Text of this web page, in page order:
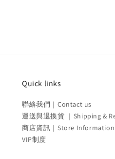
Quick links
聯絡我們｜Contact us
運送與退換貨 ｜Shipping &
商店資訊｜Store Information
VIP制度